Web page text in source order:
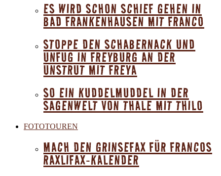
ES WIRD SCHON SCHIEF GEHEN IN
BAD FRANKENHAUSEN MIT FRANCO
STOPPE DEN SCHABERNACK UND
UNFUG IN FREYBURG AN DER
UNSTRUT MIT FREYA
SO EIN KUDDELMUDDEL IN DER
SAGENWELT VON THALE MIT THILO
FOTOTOUREN
MACH DEN GRINSEFAX FÜR FRANCOS
RAXLIFAX-KALENDER